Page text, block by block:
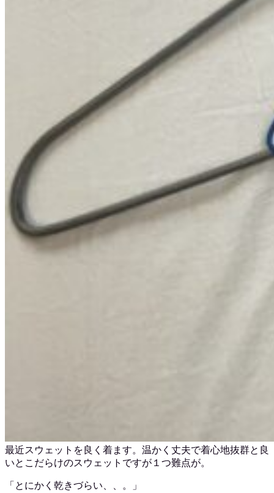
最近スウェットを良く着ます。温かく丈夫で着心地抜群と良
いとこだらけのスウェットですが１つ難点が。
「とにかく乾きづらい、、。」